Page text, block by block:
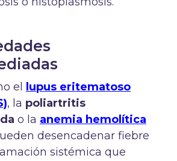
el
lupus eritematoso
, la poliartritis
o la anemia hemolítica
desencadenar fiebre
sistémica que